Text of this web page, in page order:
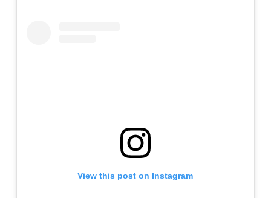
View this post on Instagram